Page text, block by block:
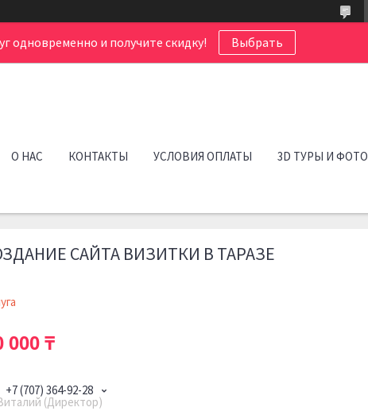
одновременно и получите скидку! Выбрать
О НАС КОНТАКТЫ УСЛОВИЯ ОПЛАТЫ 3D ТУРЫ И ФОТО
САЙТА ВИЗИТКИ В ТАРАЗЕ
000 ₸
+7 (707) 364-92-28
(Директор)